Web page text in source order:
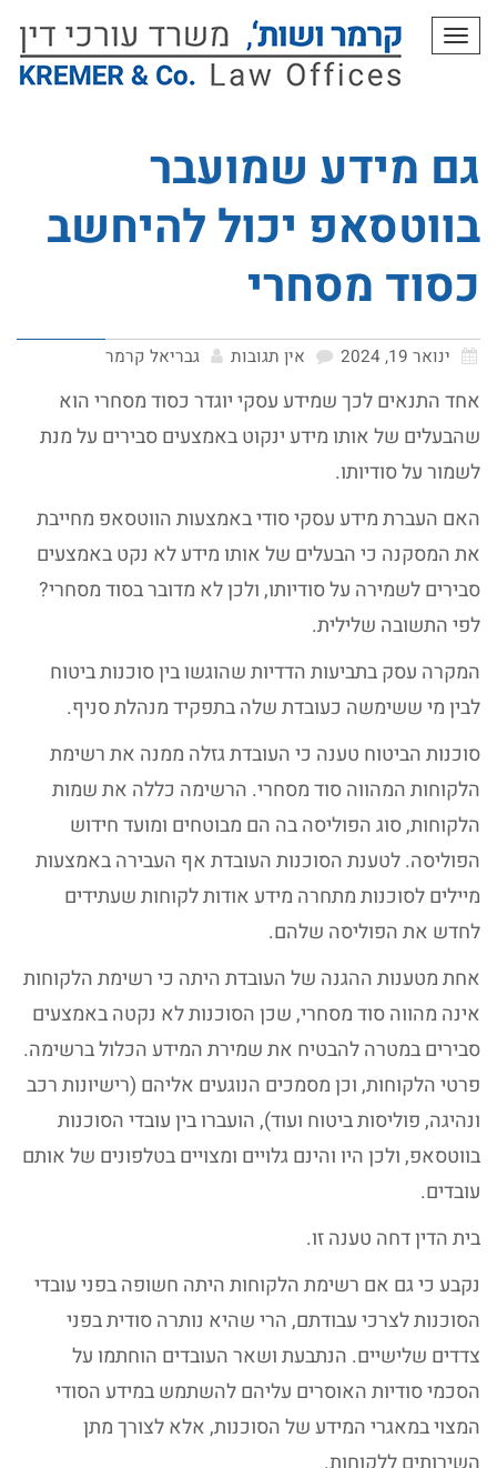
תפריט
גם מידע שמועבר
בווטסאפ יכול להיחשב
כסוד מסחרי
ינואר 19, 2024 אין תגובות גבריאל קרמר
אחד התנאים לכך שמידע עסקי יוגדר כסוד מסחרי הוא
שהבעלים של אותו מידע ינקוט באמצעים סבירים על מנת
לשמור על סודיותו.
האם העברת מידע עסקי סודי באמצעות הווטסאפ מחייבת
את המסקנה כי הבעלים של אותו מידע לא נקט באמצעים
סבירים לשמירה על סודיותו, ולכן לא מדובר בסוד מסחרי?
לפי התשובה שלילית.
המקרה עסק בתביעות הדדיות שהוגשו בין סוכנות ביטוח
לבין מי ששימשה כעובדת שלה בתפקיד מנהלת סניף.
סוכנות הביטוח טענה כי העובדת גזלה ממנה את רשימת
הלקוחות המהווה סוד מסחרי. הרשימה כללה את שמות
הלקוחות, סוג הפוליסה בה הם מבוטחים ומועד חידוש
הפוליסה. לטענת הסוכנות העובדת אף העבירה באמצעות
מיילים לסוכנות מתחרה מידע אודות לקוחות שעתידים
לחדש את הפוליסה שלהם.
אחת מטענות ההגנה של העובדת היתה כי רשימת הלקוחות
אינה מהווה סוד מסחרי, שכן הסוכנות לא נקטה באמצעים
סבירים במטרה להבטיח את שמירת המידע הכלול ברשימה.
פרטי הלקוחות, וכן מסמכים הנוגעים אליהם (רישיונות רכב
ונהיגה, פוליסות ביטוח ועוד), הועברו בין עובדי הסוכנות
בווטסאפ, ולכן היו והינם גלויים ומצויים בטלפונים של אותם
עובדים.
בית הדין דחה טענה זו.
נקבע כי גם אם רשימת הלקוחות היתה חשופה בפני עובדי
הסוכנות לצרכי עבודתם, הרי שהיא נותרה סודית בפני
צדדים שלישיים. הנתבעת ושאר העובדים הוחתמו על
הסכמי סודיות האוסרים עליהם להשתמש במידע הסודי
המצוי במאגרי המידע של הסוכנות, אלא לצורך מתן